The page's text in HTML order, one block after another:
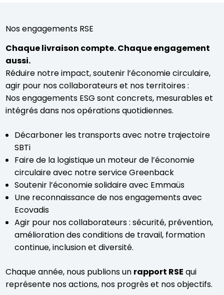
Nos engagements RSE
Chaque livraison compte. Chaque engagement
aussi.
Réduire notre impact, soutenir l’économie circulaire,
agir pour nos collaborateurs et nos territoires :
Nos engagements ESG sont concrets, mesurables et
intégrés dans nos opérations quotidiennes.
Décarboner les transports avec notre trajectoire
SBTi
Faire de la logistique un moteur de l’économie
circulaire avec notre service Greenback
Soutenir l’économie solidaire avec Emmaüs
Une reconnaissance de nos engagements avec
Ecovadis
Agir pour nos collaborateurs : sécurité, prévention,
amélioration des conditions de travail, formation
continue, inclusion et diversité.
Chaque année, nous publions un rapport RSE qui
représente nos actions, nos progrès et nos objectifs.